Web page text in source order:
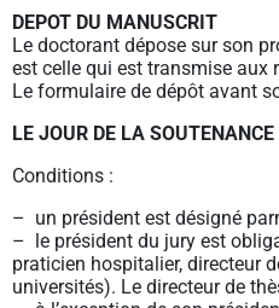
DEPOT DU MANUSCRIT
Le doctorant dépose sur son
est celle qui est transmise aux
Le formulaire de dépôt avant
LE JOUR DE LA SOUTENANCE
Conditions :
– un président est désigné
– le président du jury est
praticien hospitalier, directeur
universités). Le directeur de